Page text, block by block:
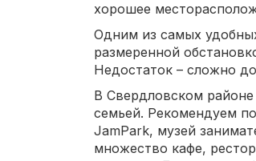
хорошее
Одним из самых
размеренной
Недостаток – сложно
В Свердловском
семьей. Рекомендуем
JamPark, музей
множество кафе,